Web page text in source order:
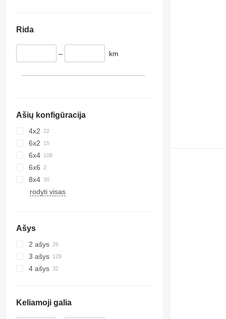
Rida
– km
Ašių konfigūracija
4x2
6x2
6x4
6x6
8x4
rodyti visas
Ašys
2 ašys
3 ašys
4 ašys
Keliamoji galia